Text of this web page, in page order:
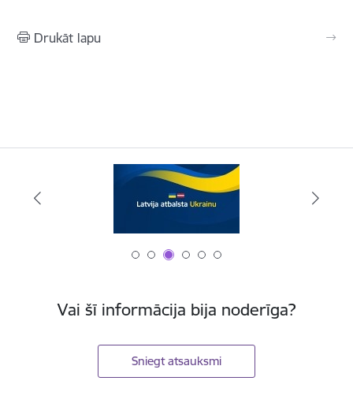
Drukāt lapu
Vai šī informācija bija noderīga?
Sniegt atsauksmi